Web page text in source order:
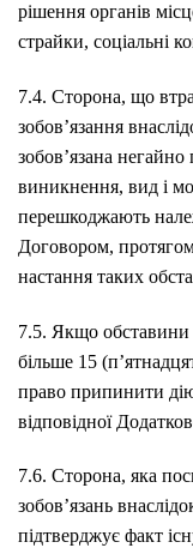
рішення органів
страйки, соціальні
7.4. Сторона, що
зобов’язання
зобов’язана
виникнення, вид і
перешкоджають
Договором,
настання таких
7.5. Якщо обставини
більше 15
право припинити
відповідної
7.6. Сторона, яка
зобов’язань
підтверджує факт